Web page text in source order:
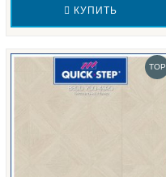
КУПИТЬ
TOP